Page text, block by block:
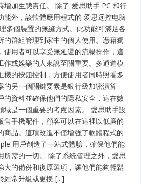
增加生態責任。 除了 爱思助手 PC 和行
能外，該軟體應用程式的 爱思远控电脑
多個裝置的無縫方式。此功能可滿足各
的群組管理到家中的個人使用。憑藉獨
使用者可以享受無延遲的流暢操作，這
作或娛樂的人來說至關重要。多通道模
機的按鈕控制，方便使用者同時照看多
的另一個關鍵要素是銀行級加密演算
的資料並確保他們的隱私安全，這在數
域是一個重要的考慮因素。 愛思助手設
售手機配件，顧客可以在這裡以低廉的
商品。這項改進不僅增強了軟體程式的
用戶創造了一站式體驗，確保他們能
所需的一切。 除了系統管理之外，愛思
大的備份和復原選項，讓他們能夠輕鬆
經常升級或更換 [...]